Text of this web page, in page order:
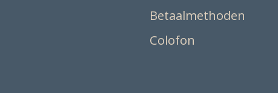
Betaalmethoden
Colofon